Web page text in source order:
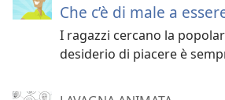
Che c’è di male a
I ragazzi cercano la
desiderio di piacere è